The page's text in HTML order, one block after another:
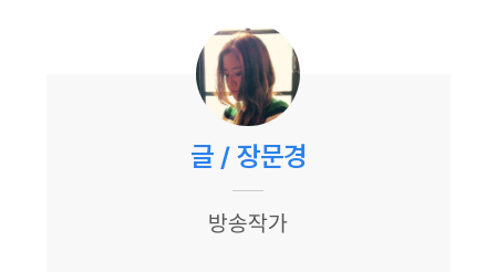
글 / 장문경
방송작가